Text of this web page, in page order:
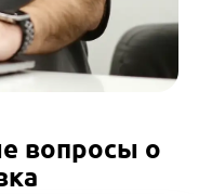
вопросы о